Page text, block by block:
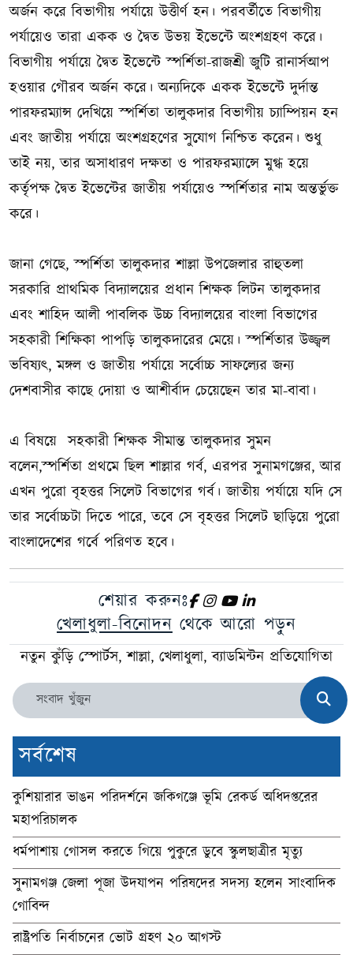
অর্জন করে বিভাগীয় পর্যায়ে উত্তীর্ণ হন। পরবর্তীতে বিভাগীয়
পর্যায়েও তারা একক ও দ্বৈত উভয় ইভেন্টে অংশগ্রহণ করে।
বিভাগীয় পর্যায়ে দ্বৈত ইভেন্টে স্পর্শিতা-রাজশ্রী জুটি রানার্সআপ
হওয়ার গৌরব অর্জন করে। অন্যদিকে একক ইভেন্টে দুর্দান্ত
পারফরম্যান্স দেখিয়ে স্পর্শিতা তালুকদার বিভাগীয় চ্যাম্পিয়ন হন
এবং জাতীয় পর্যায়ে অংশগ্রহণের সুযোগ নিশ্চিত করেন। শুধু
তাই নয়, তার অসাধারণ দক্ষতা ও পারফরম্যান্সে মুগ্ধ হয়ে
কর্তৃপক্ষ দ্বৈত ইভেন্টের জাতীয় পর্যায়েও স্পর্শিতার নাম অন্তর্ভুক্ত
করে।
জানা গেছে, স্পর্শিতা তালুকদার শাল্লা উপজেলার রাহুতলা
সরকারি প্রাথমিক বিদ্যালয়ের প্রধান শিক্ষক লিটন তালুকদার
এবং শাহিদ আলী পাবলিক উচ্চ বিদ্যালয়ের বাংলা বিভাগের
সহকারী শিক্ষিকা পাপড়ি তালুকদারের মেয়ে। স্পর্শিতার উজ্জ্বল
ভবিষ্যৎ, মঙ্গল ও জাতীয় পর্যায়ে সর্বোচ্চ সাফল্যের জন্য
দেশবাসীর কাছে দোয়া ও আশীর্বাদ চেয়েছেন তার মা-বাবা।
এ বিষয়ে সহকারী শিক্ষক সীমান্ত তালুকদার সুমন
বলেন,স্পর্শিতা প্রথমে ছিল শাল্লার গর্ব, এরপর সুনামগঞ্জের, আর
এখন পুরো বৃহত্তর সিলেট বিভাগের গর্ব। জাতীয় পর্যায়ে যদি সে
তার সর্বোচ্চটা দিতে পারে, তবে সে বৃহত্তর সিলেট ছাড়িয়ে পুরো
বাংলাদেশের গর্বে পরিণত হবে।
শেয়ার করুনঃ
খেলাধুলা-বিনোদন থেকে আরো পড়ুন
নতুন কুঁড়ি স্পোর্টস, শাল্লা, খেলাধুলা, ব্যাডমিন্টন প্রতিযোগিতা
সর্বশেষ
কুশিয়ারার ভাঙন পরিদর্শনে জকিগঞ্জে ভূমি রেকর্ড অধিদপ্তরের
মহাপরিচালক
ধর্মপাশায় গোসল করতে গিয়ে পুকুরে ডুবে স্কুলছাত্রীর মৃত্যু
সুনামগঞ্জ জেলা পূজা উদযাপন পরিষদের সদস্য হলেন সাংবাদিক
গোবিন্দ
রাষ্ট্রপতি নির্বাচনের ভোট গ্রহণ ২০ আগস্ট